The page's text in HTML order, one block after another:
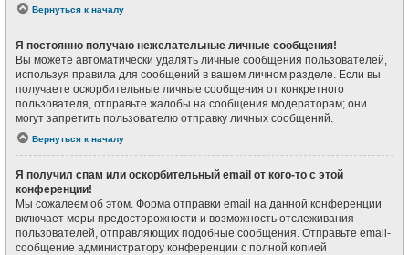
Вернуться к началу
Я постоянно получаю нежелательные личные сообщения!
Вы можете автоматически удалять личные сообщения пользователей,
используя правила для сообщений в вашем личном разделе. Если вы
получаете оскорбительные личные сообщения от конкретного
пользователя, отправьте жалобы на сообщения модераторам; они
могут запретить пользователю отправку личных сообщений.
Вернуться к началу
Я получил спам или оскорбительный email от кого-то с этой
конференции!
Мы сожалеем об этом. Форма отправки email на данной конференции
включает меры предосторожности и возможность отслеживания
пользователей, отправляющих подобные сообщения. Отправьте email-
сообщение администратору конференции с полной копией